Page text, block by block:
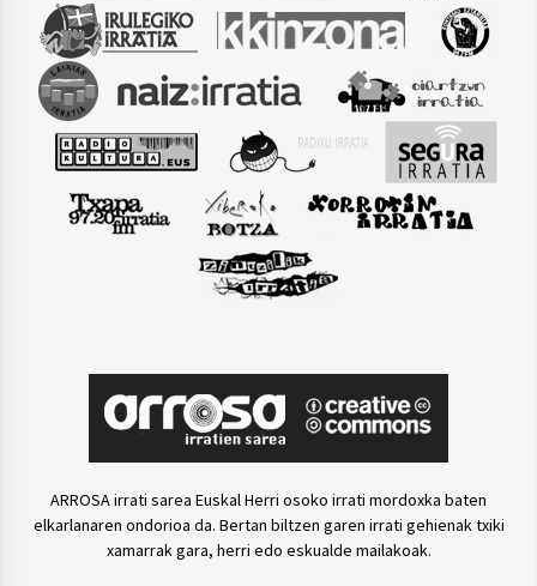
ARROSA irrati sarea Euskal Herri osoko irrati mordoxka baten
elkarlanaren ondorioa da. Bertan biltzen garen irrati gehienak txiki
xamarrak gara, herri edo eskualde mailakoak.